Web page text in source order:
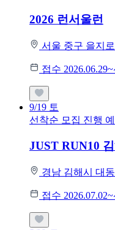
2026 런서울런
서울 중구 을지로
접수
9/19 토
선착순 모집 진행
JUST RUN10
경남 김해시 대
접수